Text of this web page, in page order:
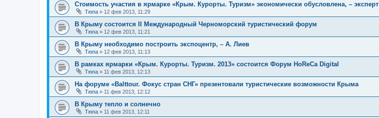
Стоимость участия в ярмарке «Крым. Курорты. Туризм» экономически обусловлена, – эксперт
Тюпа » 12 фев 2013, 11:29
В Крыму состоится II Международный Черноморский туристический форум
Тюпа » 12 фев 2013, 11:21
В Крыму необходимо построить экспоцентр, – А. Лиев
Тюпа » 12 фев 2013, 11:13
В рамках ярмарки «Крым. Курорты. Туризм. 2013» состоится Форум HoReCa Digital
Тюпа » 11 фев 2013, 12:13
На форуме «Balttour. Фокус стран СНГ» презентовали туристические возможности Крыма
Тюпа » 11 фев 2013, 12:12
В Крыму тепло и солнечно
Тюпа » 11 фев 2013, 12:11